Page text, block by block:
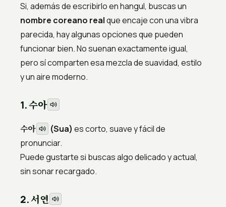
Si, además de escribirlo en hangul, buscas un
nombre coreano realque encaje con una vibra
parecida, hay algunas opciones que pueden
funcionar bien. No suenan exactamente igual,
pero sí comparten esa mezcla de suavidad, estilo
y un aire moderno.
1.수아
수아 (Sua) es corto, suave y fácil de
pronunciar.
Puede gustarte si buscas algo delicado y actual,
sin sonar recargado.
2.서연